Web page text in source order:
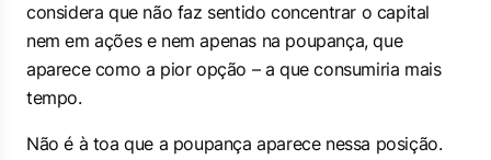
considera que não faz sentido concentrar o capital
nem em ações e nem apenas na poupança, que
aparece como a pior opção – a que consumiria mais
tempo.
Não é à toa que a poupança aparece nessa posição.